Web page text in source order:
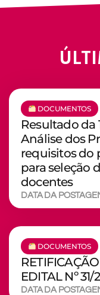
DOCUMENTOS
Resultado da
Análise dos
requisitos do
para seleção
docentes
DATA DA
DOCUMENTOS
EDITAL Nº 31/
DATA DA